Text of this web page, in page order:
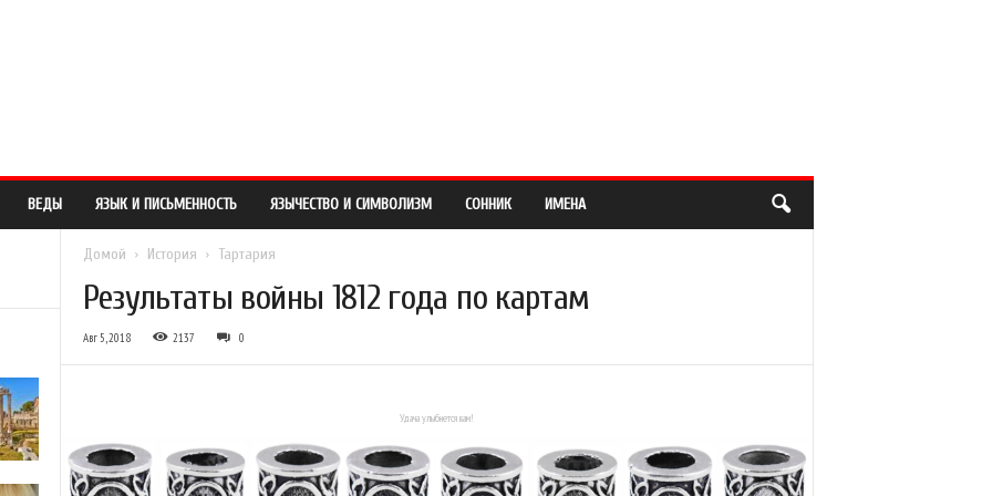
ВЕДЫ ЯЗЫК И ПИСЬМЕННОСТЬ ЯЗЫЧЕСТВО И СИМВОЛИЗМ СОННИК ИМЕНА
Домой История Тартария
Результаты войны 1812 года по картам
Авг 5, 2018 2137 0
Удача улыбнется вам!